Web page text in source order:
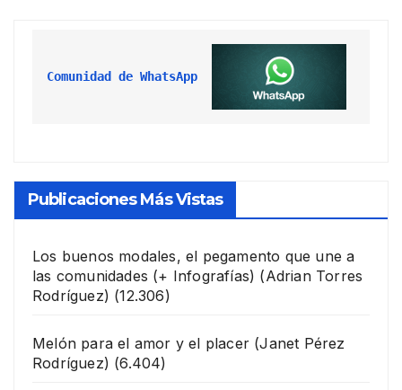
Comunidad de WhatsApp
Publicaciones Más Vistas
Los buenos modales, el pegamento que une a
las comunidades (+ Infografías) (Adrian Torres
Rodríguez) (12.306)
Melón para el amor y el placer (Janet Pérez
Rodríguez) (6.404)